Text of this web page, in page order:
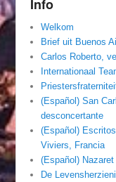
Info
Welkom
Brief uit Buenos
Carlos Roberto,
Internationaal
(Español) San
desconcertante
(Español)
Viviers, Francia
(Español) Nazaret
De